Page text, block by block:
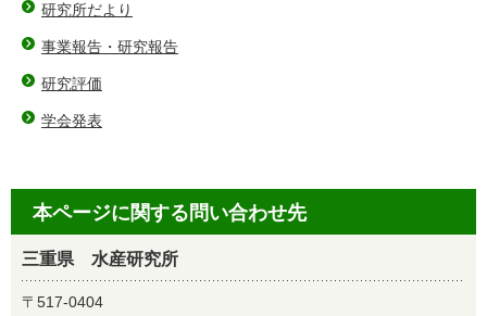
研究所だより
事業報告・研究報告
研究評価
学会発表
本ページに関する問い合わせ先
三重県 水産研究所
〒517-0404